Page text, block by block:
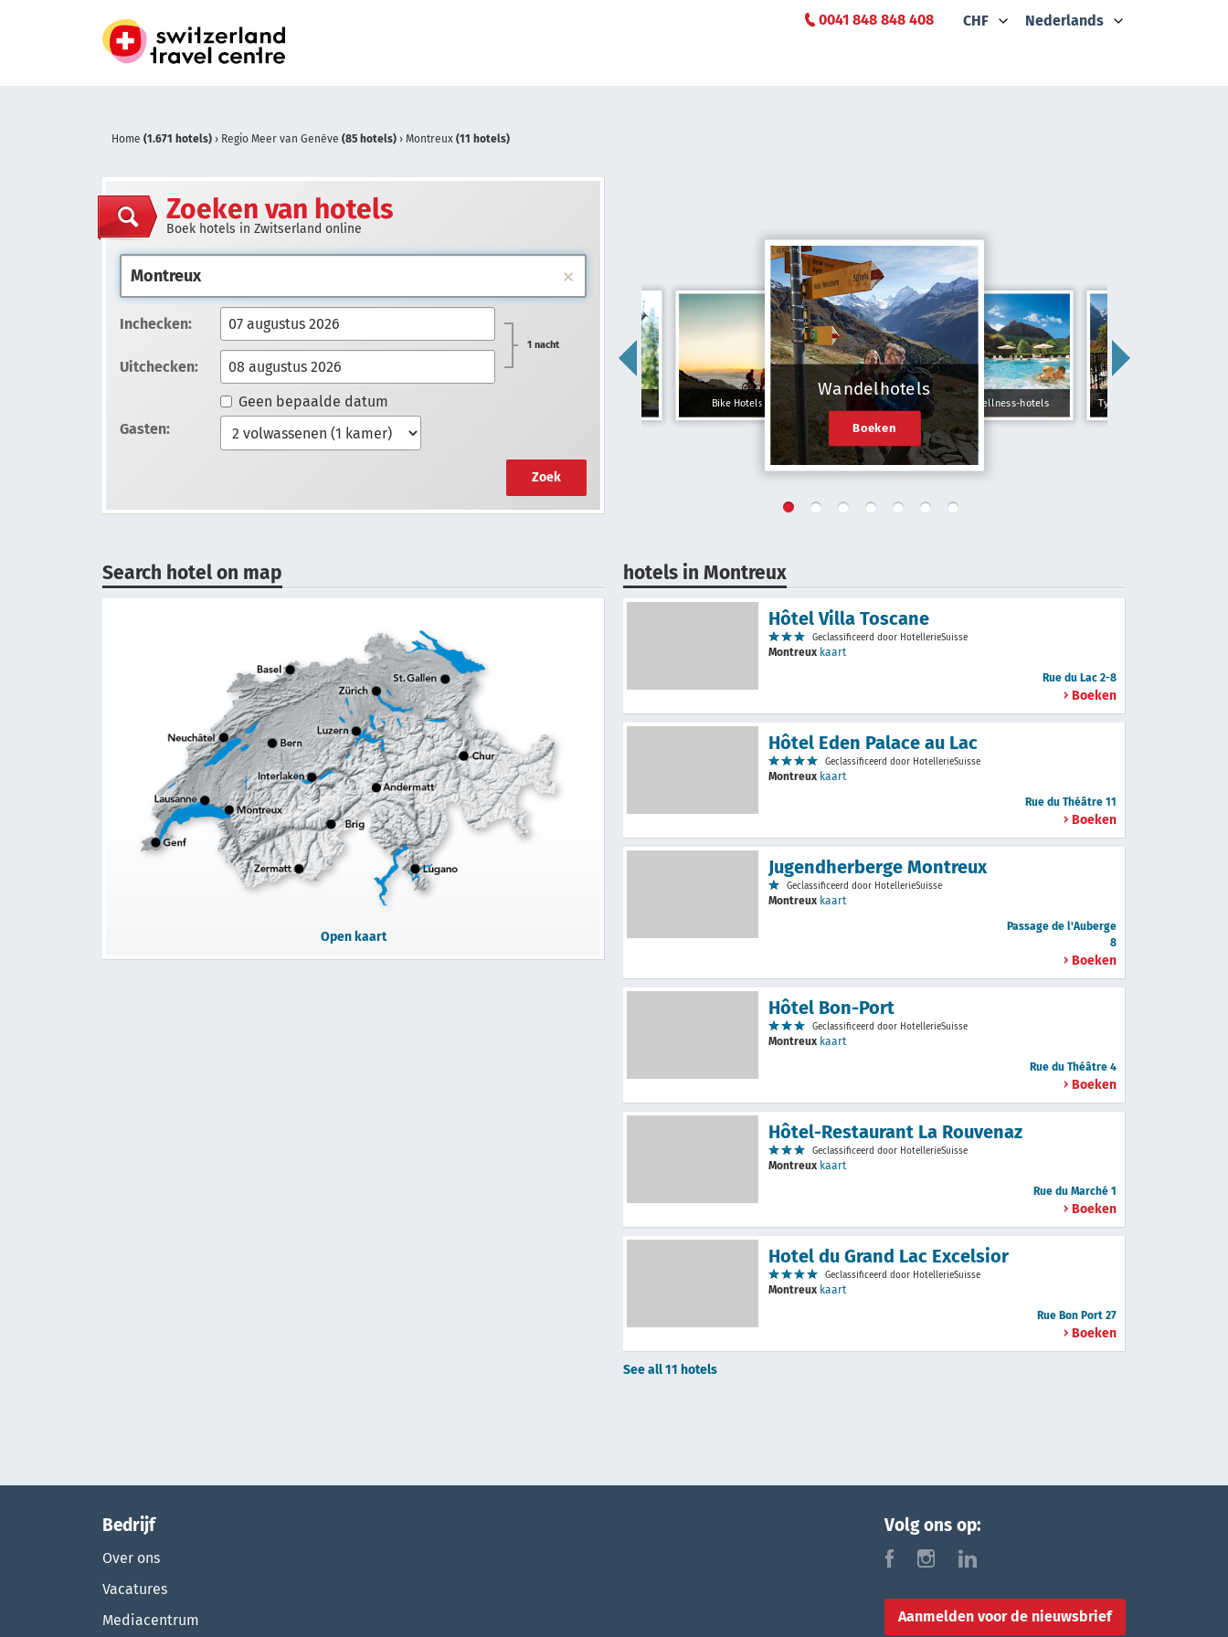
0041 848 848 408 CHF Nederlands
Home (1.671 hotels) › Regio Meer van Genève (85 hotels) › Montreux (11 hotels)
Zoeken van hotels
Boek hotels in Zwitserland online
Inchecken:
Uitchecken:
1 nacht
Geen bepaalde datum
Gasten:
Zoek
Bike Hotels
Wandelhotels
Boeken
Wellness-hotels Typically Swiss Hotels
Search hotel on map
Open kaart
hotels in Montreux
Hôtel Villa Toscane
Geclassificeerd door HotellerieSuisse
Montreux kaart
Rue du Lac 2-8
Boeken
Hôtel Eden Palace au Lac
Geclassificeerd door HotellerieSuisse
Montreux kaart
Rue du Théâtre 11
Boeken
Jugendherberge Montreux
Geclassificeerd door HotellerieSuisse
Montreux kaart
Passage de l'Auberge
8
Boeken
Hôtel Bon-Port
Geclassificeerd door HotellerieSuisse
Montreux kaart
Rue du Théâtre 4
Boeken
Hôtel-Restaurant La Rouvenaz
Geclassificeerd door HotellerieSuisse
Montreux kaart
Rue du Marché 1
Boeken
Hotel du Grand Lac Excelsior
Geclassificeerd door HotellerieSuisse
Montreux kaart
Rue Bon Port 27
Boeken
See all 11 hotels
Bedrijf
Over ons
Vacatures
Mediacentrum
Volg ons op:
f i l
Aanmelden voor de nieuwsbrief